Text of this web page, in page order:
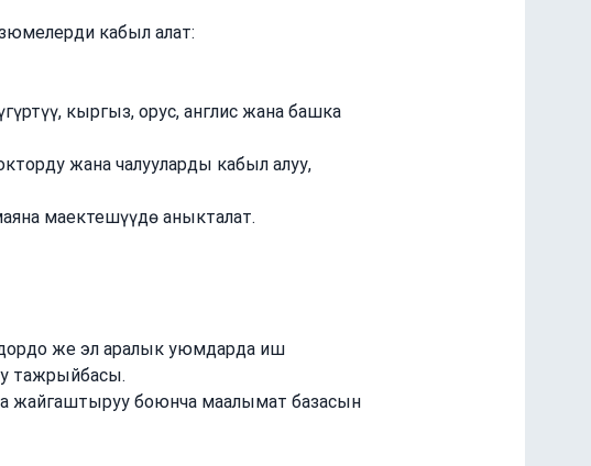
кабыл алат:
кыргыз, орус, англис жана башка
жана чалууларды кабыл алуу,
маектешүүдө аныкталат.
же эл аралык уюмдарда иш
тажрыйбасы.
жайгаштыруу боюнча маалымат базасын